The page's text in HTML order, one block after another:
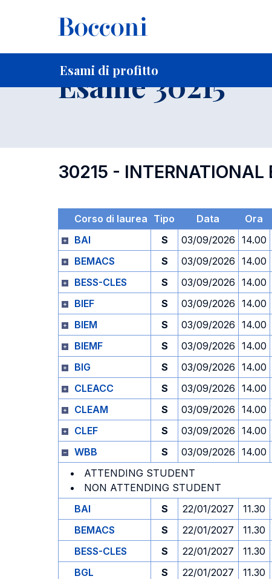
Esami di profitto
Home Per studenti iscritti
Esame 30215
30215 -
Corso di laurea Tipo Data Ora
BAI
S 03/09/2026 14.00
BEMACS
S 03/09/2026 14.00
BESS-CLES
S 03/09/2026 14.00
BIEF
S 03/09/2026 14.00
BIEM
S 03/09/2026 14.00
BIEMF
S 03/09/2026 14.00
BIG
S 03/09/2026 14.00
CLEACC
S 03/09/2026 14.00
CLEAM
S 03/09/2026 14.00
CLEF
S 03/09/2026 14.00
WBB
S 03/09/2026 14.00
ATTENDING STUDENT
NON ATTENDING STUDENT
BAI
S 22/01/2027 11.30
BEMACS
S 22/01/2027 11.30
BESS-CLES
S 22/01/2027 11.30
BGL
S 22/01/2027 11.30